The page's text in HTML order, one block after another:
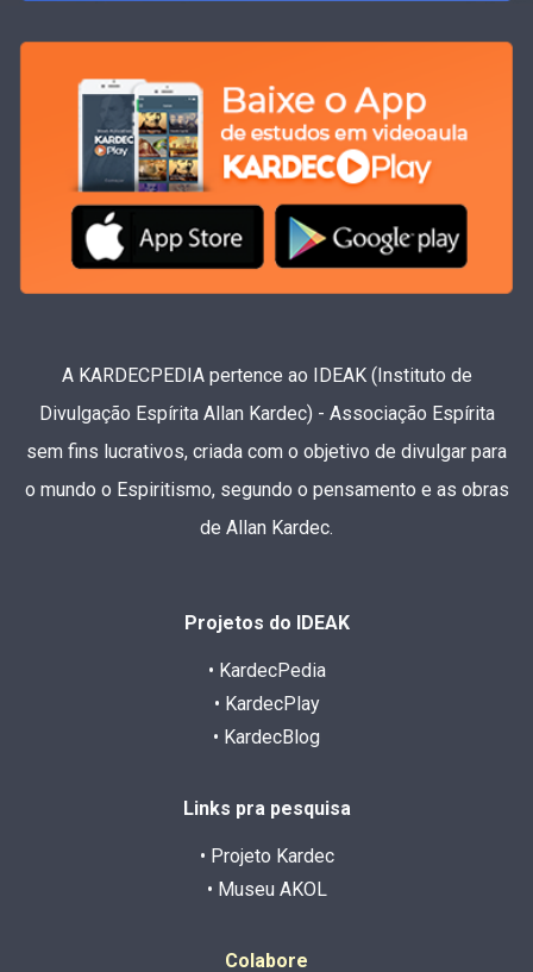
A KARDECPEDIA pertence ao IDEAK (Instituto de
Divulgação Espírita Allan Kardec) - Associação Espírita
sem fins lucrativos, criada com o objetivo de divulgar para
o mundo o Espiritismo, segundo o pensamento e as obras
de Allan Kardec.
Projetos do IDEAK
• KardecPedia
• KardecPlay
• KardecBlog
Links pra pesquisa
• Projeto Kardec
• Museu AKOL
Colabore